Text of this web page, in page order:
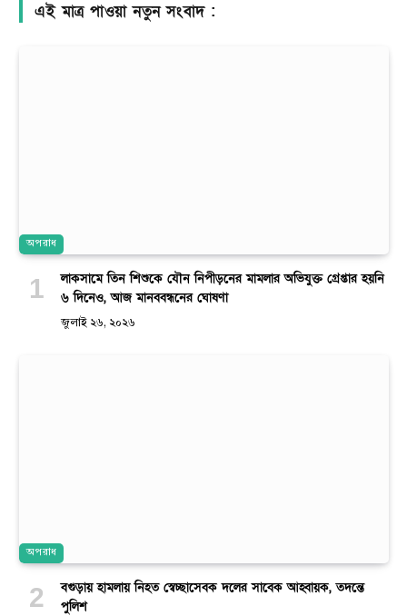
এই মাত্র পাওয়া নতুন সংবাদ :
অপরাধ
লাকসামে তিন শিশুকে যৌন নিপীড়নের মামলার অভিযুক্ত গ্রেপ্তার হয়নি
৬ দিনেও, আজ মানববন্ধনের ঘোষণা
জুলাই ২৬, ২০২৬
অপরাধ
বগুড়ায় হামলায় নিহত স্বেচ্ছাসেবক দলের সাবেক আহ্বায়ক, তদন্তে
পুলিশ